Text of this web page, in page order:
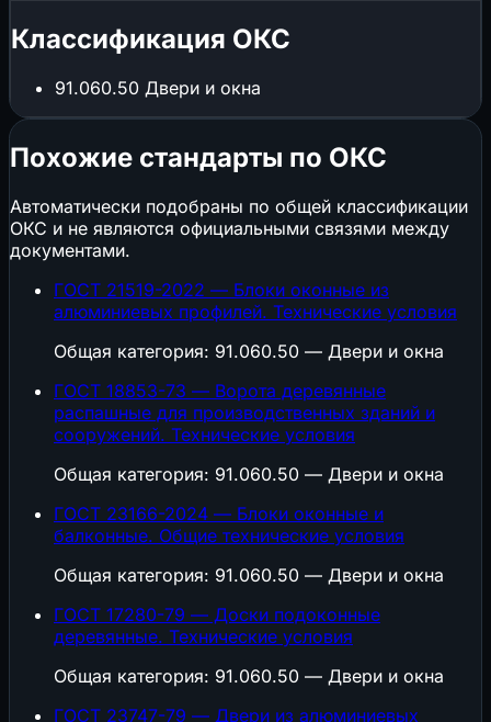
Классификация ОКС
91.060.50 Двери и окна
Похожие стандарты по ОКС
Автоматически подобраны по общей классификации
ОКС и не являются официальными связями между
документами.
ГОСТ 21519-2022 — Блоки оконные из
алюминиевых профилей. Технические условия
Общая категория: 91.060.50 — Двери и окна
ГОСТ 18853-73 — Ворота деревянные
распашные для производственных зданий и
сооружений. Технические условия
Общая категория: 91.060.50 — Двери и окна
ГОСТ 23166-2024 — Блоки оконные и
балконные. Общие технические условия
Общая категория: 91.060.50 — Двери и окна
ГОСТ 17280-79 — Доски подоконные
деревянные. Технические условия
Общая категория: 91.060.50 — Двери и окна
ГОСТ 23747-79 — Двери из алюминиевых